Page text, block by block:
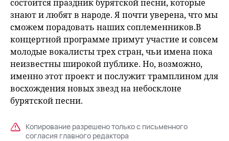
состоится праздник бурятской песни, которые
знают и любят в народе. Я почти уверена, что мы
сможем порадовать наших соплеменников.В
концертной программе примут участие и совсем
молодые вокалисты трех стран, чьи имена пока
неизвестны широкой публике. Но, возможно,
именно этот проект и послужит трамплином для
восхождения новых звезд на небосклоне
бурятской песни.
Копирование разрешено только с письменного
согласия главного редактора